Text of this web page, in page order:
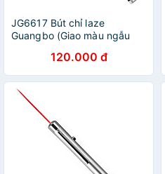
JG6617 Bút chỉ laze
Guangbo (Giao màu ngẫu
120.000 đ